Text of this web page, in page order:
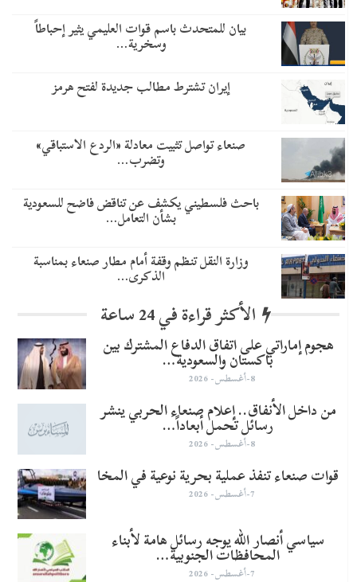
بيان للمتحدث باسم قوات العليمي يثير إحباطاً
وسخرية…
إيران تشترط مطالب جديدة لفتح هرمز
صنعاء تواصل تثبيت معادلة «الردع الاستباقي»
وتضرب…
باحث فلسطيني يكشف عن تناقض فاضح للسعودية
بشأن التعامل…
وزارة النقل تنظم وقفة أمام مطار صنعاء بمناسبة
الذكرى…
الأكثر قراءة في 24 ساعة
هجوم إماراتي على اتفاق الدفاع المشترك بين
باكستان والسعودية…
8-أغسطس- 2026
من داخل الأنفاق.. إعلام صنعاء الحربي ينشر
رسائل تحمل أبعاداً…
8-أغسطس- 2026
قوات صنعاء تنفذ عملية بحرية نوعية في المخا
7-أغسطس- 2026
سياسي أنصار الله يوجه رسائل هامة لأبناء
المحافظات الجنوبية…
7-أغسطس- 2026